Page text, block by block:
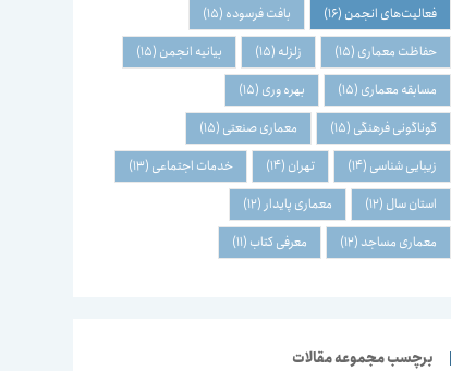
فعالیت‌های انجمن (16) بافت فرسوده (15)
حفاظت معماری (15) زلزله (15) بیانیه انجمن (15)
مسابقه معماری (15) بهره وری (15)
گوناگونی فرهنگی (15) معماری صنعتی (15)
زیبایی شناسی (14) تهران (14) خدمات اجتماعی (13)
استان سال (12) معماری پایدار (12)
معماری مساجد(12) معرفی کتاب (11)
برچسب مجموعه مقالات